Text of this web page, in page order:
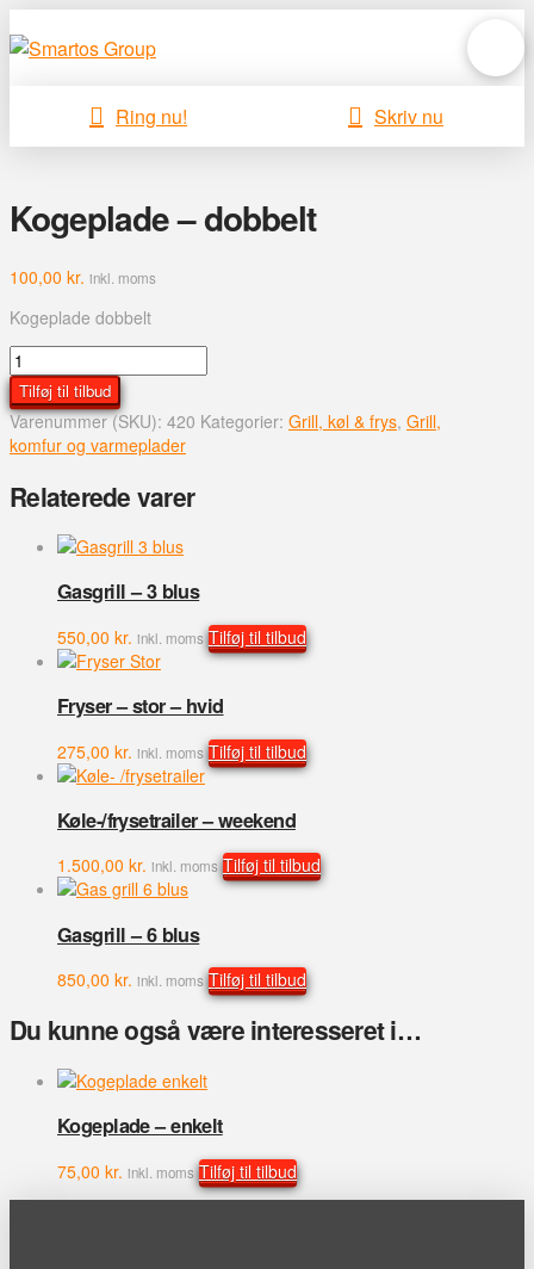
Ring nu! Skriv nu
Kogeplade – dobbelt
100,00 kr. inkl. moms
Kogeplade dobbelt
Kogeplade
-
dobbelt
antal
Tilføj til tilbud
Varenummer (SKU): 420 Kategorier: Grill, køl & frys, Grill,
komfur og varmeplader
Relaterede varer
Gasgrill – 3 blus
550,00 kr. inkl. moms Tilføj til tilbud
Fryser – stor – hvid
275,00 kr. inkl. moms Tilføj til tilbud
Køle-/frysetrailer – weekend
1.500,00 kr. inkl. moms Tilføj til tilbud
Gasgrill – 6 blus
850,00 kr. inkl. moms Tilføj til tilbud
Du kunne også være interesseret i…
Kogeplade – enkelt
75,00 kr. inkl. moms Tilføj til tilbud